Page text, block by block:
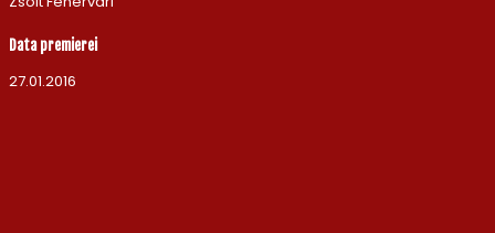
Data premierei
27.01.2016